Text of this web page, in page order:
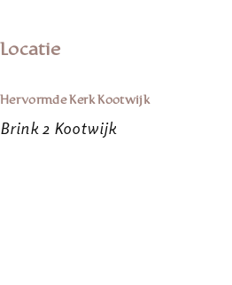
Locatie
Hervormde Kerk Kootwijk
Brink 2 Kootwijk